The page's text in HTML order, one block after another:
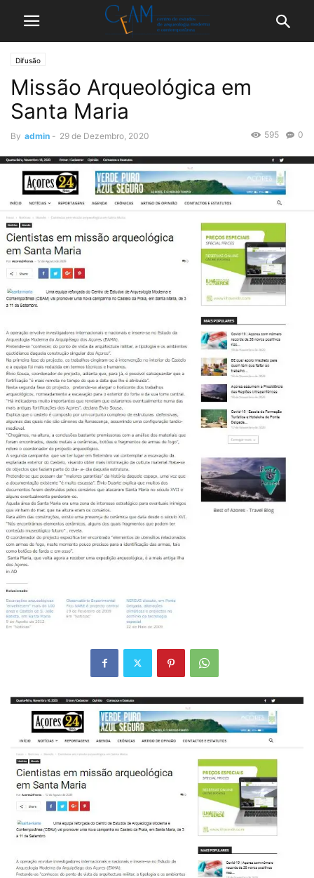
Difusão
Missão Arqueológica em
Santa Maria
By admin - 29 de Dezembro, 2020 0
595